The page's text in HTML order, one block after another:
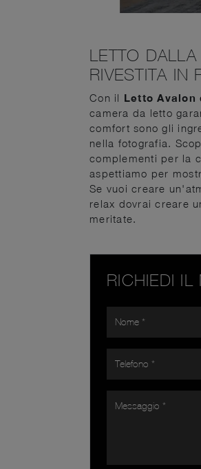
LETTO
RIVESTITA IN
Con il Letto Avalon
camera da letto
comfort sono gli
nella fotografia.
complementi per la
aspettiamo per
Se vuoi creare
relax dovrai creare
meritate.
RICHIEDI IL